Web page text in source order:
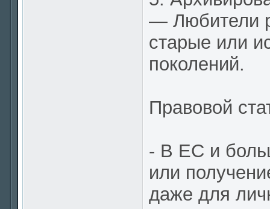
— Любители
старые или
поколений.
Правовой
- В ЕС и
или
даже для